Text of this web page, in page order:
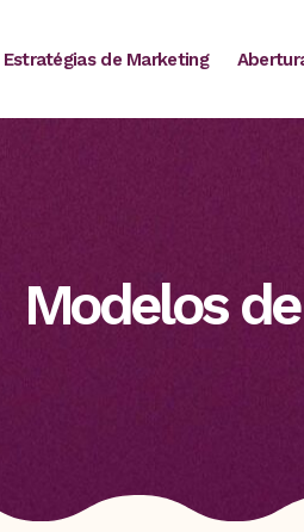
Estratégias de Marketing
Modelos